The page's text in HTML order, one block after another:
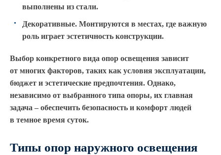
выполнены из стали.
Декоративные. Монтируются в местах, где важную
роль играет эстетичность конструкции.
Выбор конкретного вида опор освещения зависит
от многих факторов, таких как условия эксплуатации,
бюджет и эстетические предпочтения. Однако,
независимо от выбранного типа опоры, их главная
задача – обеспечить безопасность и комфорт людей
в темное время суток.
Типы опор наружного освещения